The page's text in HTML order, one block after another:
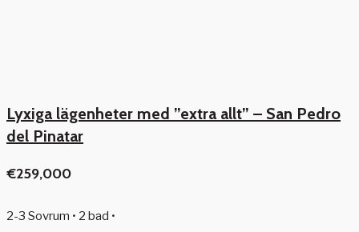
Lyxiga lägenheter med ”extra allt” – San Pedro
del Pinatar
€259,000
2-3 Sovrum • 2 bad •